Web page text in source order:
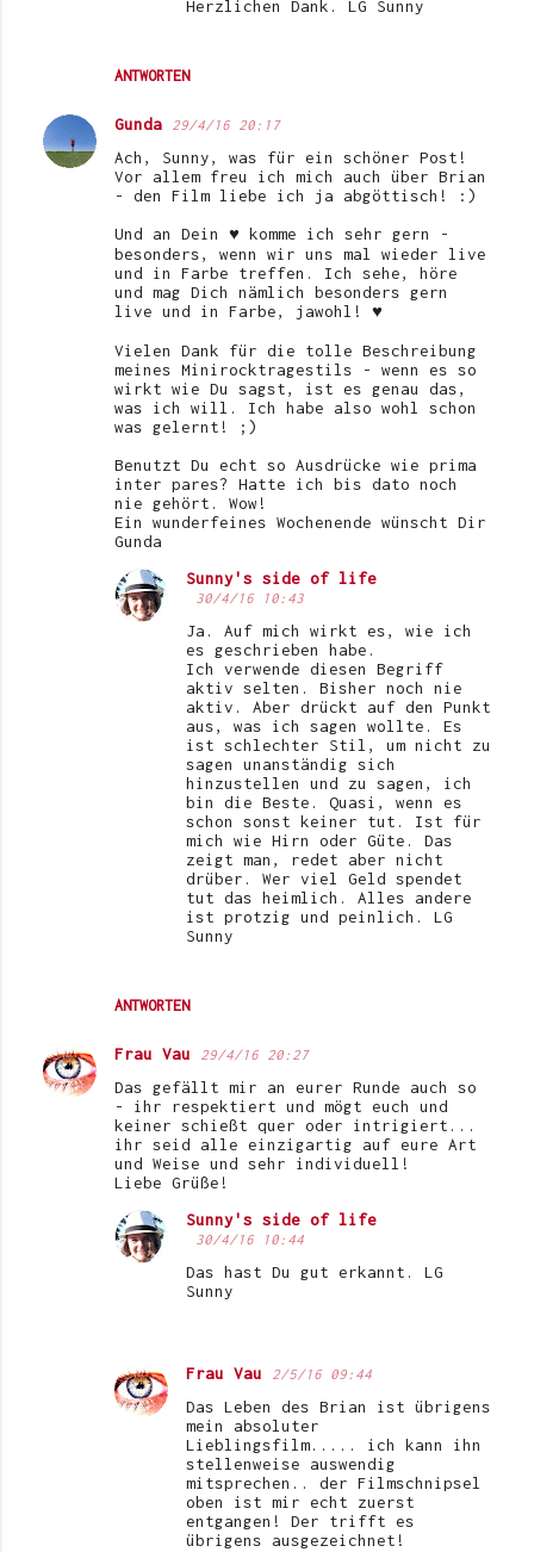
ANTWORTEN
Herzlichen Dank. LG Sunny
Gunda 29/4/16 20:17
Ach, Sunny, was für ein schöner Post!
Vor allem freu ich mich auch über Brian
- den Film liebe ich ja abgöttisch! :)
Und an Dein ♥ komme ich sehr gern -
besonders, wenn wir uns mal wieder live
und in Farbe treffen. Ich sehe, höre
und mag Dich nämlich besonders gern
live und in Farbe, jawohl! ♥
Vielen Dank für die tolle Beschreibung
meines Minirocktragestils - wenn es so
wirkt wie Du sagst, ist es genau das,
was ich will. Ich habe also wohl schon
was gelernt! ;)
Benutzt Du echt so Ausdrücke wie prima
inter pares? Hatte ich bis dato noch
nie gehört. Wow!
Ein wunderfeines Wochenende wünscht Dir
Gunda
ANTWORTEN
Sunny's side of life
30/4/16 10:43
Ja. Auf mich wirkt es, wie ich
es geschrieben habe.
Ich verwende diesen Begriff
aktiv selten. Bisher noch nie
aktiv. Aber drückt auf den Punkt
aus, was ich sagen wollte. Es
ist schlechter Stil, um nicht zu
sagen unanständig sich
hinzustellen und zu sagen, ich
bin die Beste. Quasi, wenn es
schon sonst keiner tut. Ist für
mich wie Hirn oder Güte. Das
zeigt man, redet aber nicht
drüber. Wer viel Geld spendet
tut das heimlich. Alles andere
ist protzig und peinlich. LG
Sunny
Frau Vau 29/4/16 20:27
Das gefällt mir an eurer Runde auch so
- ihr respektiert und mögt euch und
keiner schießt quer oder intrigiert...
ihr seid alle einzigartig auf eure Art
und Weise und sehr individuell!
Liebe Grüße!
Sunny's side of life
30/4/16 10:44
Das hast Du gut erkannt. LG
Sunny
Frau Vau 2/5/16 09:44
Das Leben des Brian ist übrigens
mein absoluter
Lieblingsfilm..... ich kann ihn
stellenweise auswendig
mitsprechen.. der Filmschnipsel
oben ist mir echt zuerst
entgangen! Der trifft es
übrigens ausgezeichnet!